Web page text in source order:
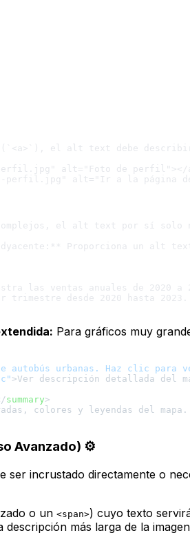
(`<a>`), el alt text debe
alt="Foto de perfil"></
alt="Ir a la página de
el alt text por sí solo
Proporciona un alt
las ventas anuales de
desde 2020 hasta
Para gráficos muy
autobús urbanas. Haz clic para
>Ver descripción detallada del
summary>
Avanzado) ⚙️
incrustado directamente o
o un <span>) cuyo texto
más larga de la